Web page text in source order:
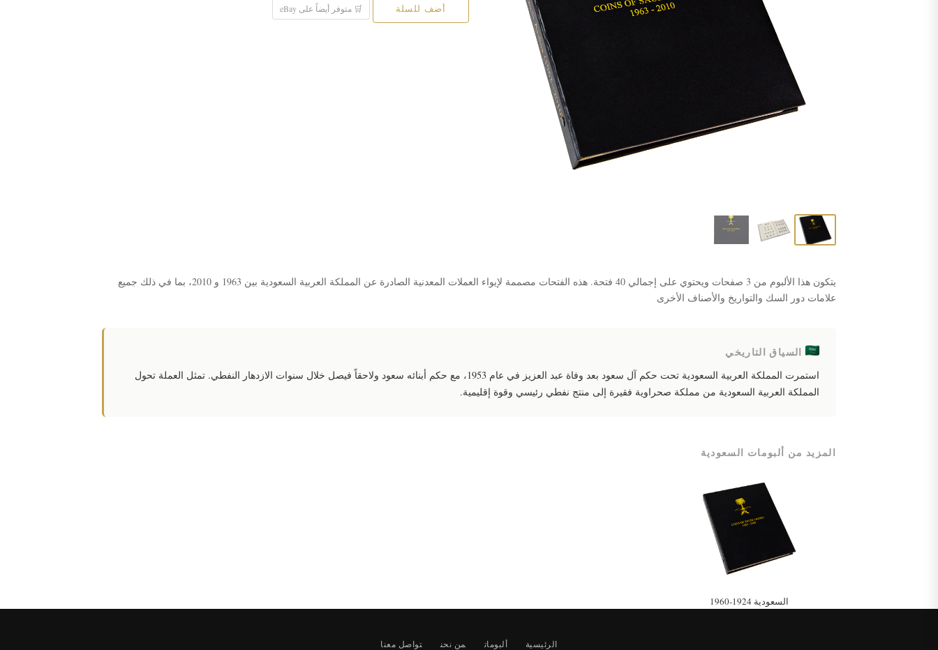
أضف للسلة 🛒 متوفر أيضاً على eBay
يتكون هذا الألبوم من 3 صفحات ويحتوي على إجمالي 40 فتحة. هذه الفتحات مصممة لإيواء العملات المعدنية الصادرة عن المملكة العربية السعودية بين 1963 و 2010، بما في ذلك جميع
علامات دور السك والتواريخ والأصناف الأخرى
السياق التاريخي
استمرت المملكة العربية السعودية تحت حكم آل سعود بعد وفاة عبد العزيز في عام 1953، مع حكم أبنائه سعود ولاحقاً فيصل خلال سنوات الازدهار النفطي. تمثل العملة تحول
المملكة العربية السعودية من مملكة صحراوية فقيرة إلى منتج نفطي رئيسي وقوة إقليمية.
المزيد من ألبومات السعودية
السعودية 1924-1960
الرئيسية ألبومات من نحن تواصل معنا